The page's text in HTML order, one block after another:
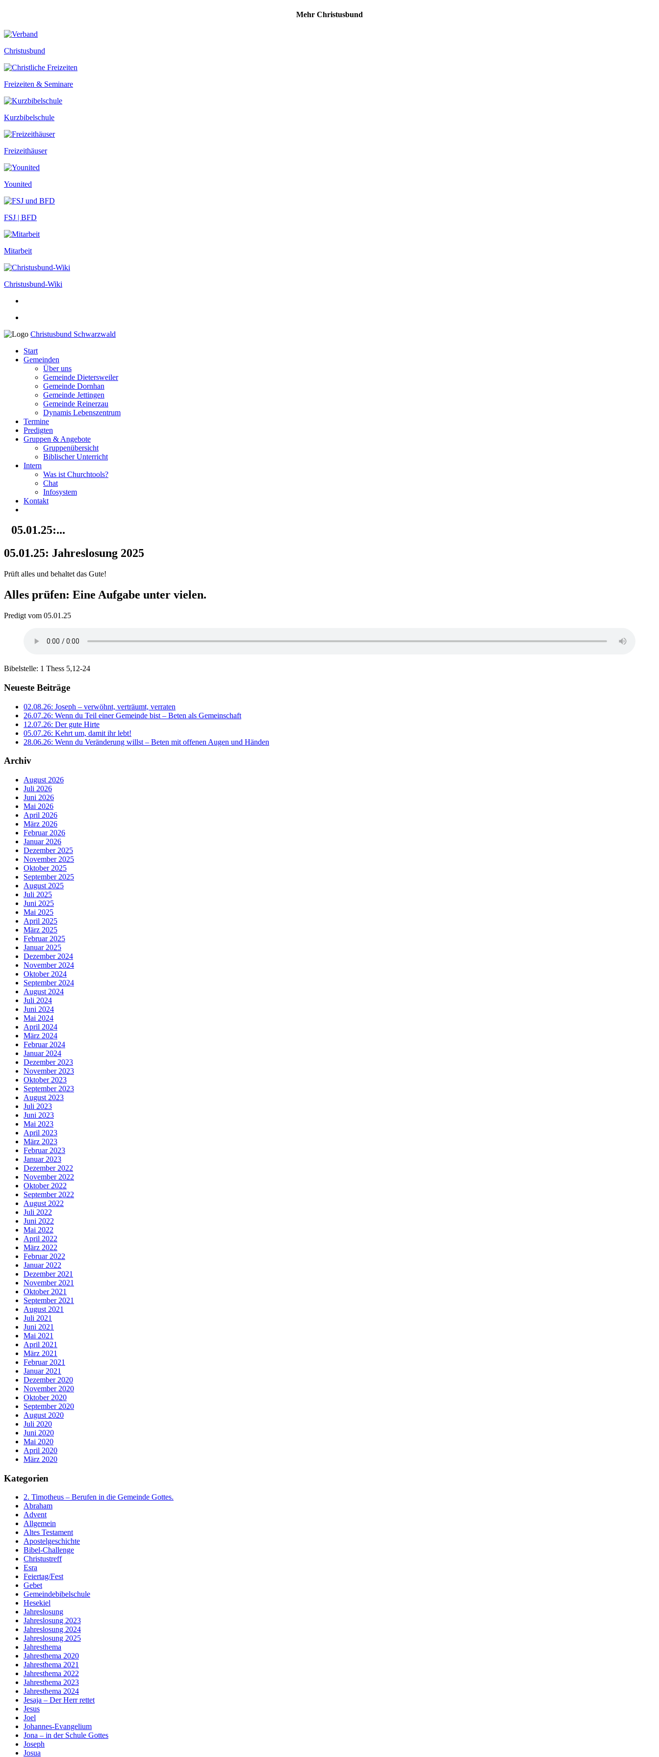
Mehr Christusbund
Christusbund
Freizeiten & Seminare
Kurzbibelschule
Freizeithäuser
Younited
FSJ | BFD
Mitarbeit
Christusbund-Wiki
Christusbund Schwarzwald
Start
Gemeinden
Über uns
Gemeinde Dietersweiler
Gemeinde Dornhan
Gemeinde Jettingen
Gemeinde Reinerzau
Dynamis Lebenszentrum
Termine
Predigten
Gruppen & Angebote
Gruppenübersicht
Biblischer Unterricht
Intern
Was ist Churchtools?
Chat
Infosystem
Kontakt
05.01.25:...
05.01.25: Jahreslosung 2025
Prüft alles und behaltet das Gute!
Alles prüfen: Eine Aufgabe unter vielen.
Predigt vom 05.01.25
Bibelstelle: 1 Thess 5,12-24
Neueste Beiträge
02.08.26: Joseph – verwöhnt, verträumt, verraten
26.07.26: Wenn du Teil einer Gemeinde bist – Beten als Gemeinschaft
12.07.26: Der gute Hirte
05.07.26: Kehrt um, damit ihr lebt!
28.06.26: Wenn du Veränderung willst – Beten mit offenen Augen und Händen
Archiv
August 2026
Juli 2026
Juni 2026
Mai 2026
April 2026
März 2026
Februar 2026
Januar 2026
Dezember 2025
November 2025
Oktober 2025
September 2025
August 2025
Juli 2025
Juni 2025
Mai 2025
April 2025
März 2025
Februar 2025
Januar 2025
Dezember 2024
November 2024
Oktober 2024
September 2024
August 2024
Juli 2024
Juni 2024
Mai 2024
April 2024
März 2024
Februar 2024
Januar 2024
Dezember 2023
November 2023
Oktober 2023
September 2023
August 2023
Juli 2023
Juni 2023
Mai 2023
April 2023
März 2023
Februar 2023
Januar 2023
Dezember 2022
November 2022
Oktober 2022
September 2022
August 2022
Juli 2022
Juni 2022
Mai 2022
April 2022
März 2022
Februar 2022
Januar 2022
Dezember 2021
November 2021
Oktober 2021
September 2021
August 2021
Juli 2021
Juni 2021
Mai 2021
April 2021
März 2021
Februar 2021
Januar 2021
Dezember 2020
November 2020
Oktober 2020
September 2020
August 2020
Juli 2020
Juni 2020
Mai 2020
April 2020
März 2020
Kategorien
2. Timotheus – Berufen in die Gemeinde Gottes.
Abraham
Advent
Allgemein
Altes Testament
Apostelgeschichte
Bibel-Challenge
Christustreff
Esra
Feiertag/Fest
Gebet
Gemeindebibelschule
Hesekiel
Jahreslosung
Jahreslosung 2023
Jahreslosung 2024
Jahreslosung 2025
Jahresthema
Jahresthema 2020
Jahresthema 2021
Jahresthema 2022
Jahresthema 2023
Jahresthema 2024
Jesaja – Der Herr rettet
Jesus
Joel
Johannes-Evangelium
Jona – in der Schule Gottes
Joseph
Josua